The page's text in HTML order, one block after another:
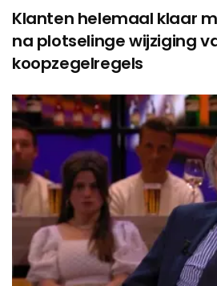
Klanten helemaal klaar
na plotselinge wijziging
koopzegelregels